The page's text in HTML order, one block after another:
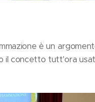
è un
il concetto tutt'ora